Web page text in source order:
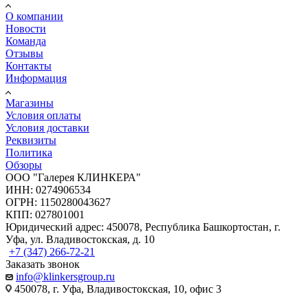
О компании
Новости
Команда
Отзывы
Контакты
Информация
Магазины
Условия оплаты
Условия доставки
Реквизиты
Политика
Обзоры
ООО "Галерея КЛИНКЕРА"
ИНН: 0274906534
ОГРН: 1150280043627
КПП: 027801001
Юридический адрес: 450078, Республика Башкортостан, г.
Уфа, ул. Владивостокская, д. 10
+7 (347) 266-72-21
Заказать звонок
info@klinkersgroup.ru
450078, г. Уфа, Владивостокская, 10, офис 3